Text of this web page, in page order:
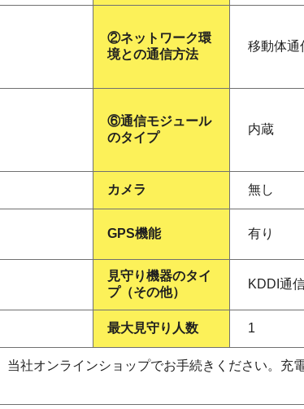
②ネットワーク環
境との通信方法
移動体通
⑥通信モジュール
のタイプ
内蔵
カメラ 無し
GPS機能 有り
見守り機器のタイ
プ（その他）
KDDI通
最大見守り人数 1
当社オンラインショップでお手続きください。